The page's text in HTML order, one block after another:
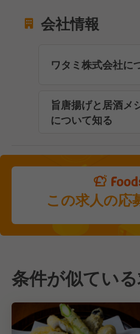
会社情報
ワタミ株式会社に
旨唐揚げと居酒メ
について知る
この求人の応
条件が似てい